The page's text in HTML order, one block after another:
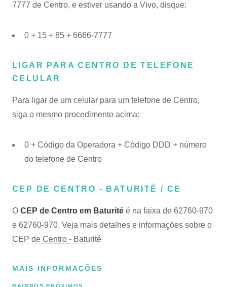
7777 de Centro, e estiver usando a Vivo, disque:
0 + 15 + 85 + 6666-7777
LIGAR PARA CENTRO DE TELEFONE
CELULAR
Para ligar de um celular para um telefone de Centro,
siga o mesmo procedimento acima:
0 + Código da Operadora + Código DDD + número
do telefone de Centro
CEP DE CENTRO - BATURITÉ / CE
O CEP de Centro em Baturité é na faixa de 62760-970
e 62760-970. Veja mais detalhes e informações sobre o
CEP de Centro - Baturité
MAIS INFORMAÇÕES